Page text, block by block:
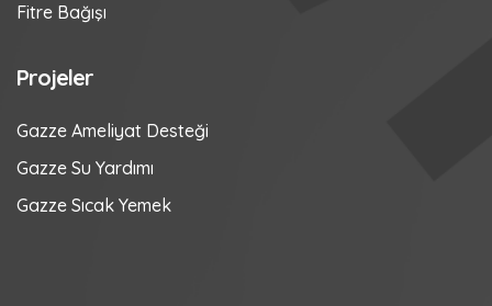
Fitre Bağışı
Projeler
Gazze Ameliyat Desteği
Gazze Su Yardımı
Gazze Sıcak Yemek